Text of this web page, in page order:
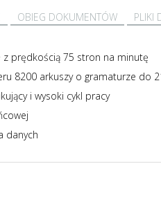
OBIEG DOKUMENTÓW PLIKI
z prędkością 75 stron na minutę
8200 arkuszy o gramaturze do
i wysoki cykl pracy
danych